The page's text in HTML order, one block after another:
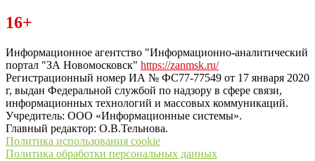
Читайте последние новости дня в Тульской области на сайте
“ЗаНовомосковск”
16+
Информационное агентство "Информационно-аналитический
портал "ЗА Новомосковск" https://zanmsk.ru/
Регистрационный номер ИА № ФС77-77549 от 17 января 2020
г, выдан Федеральной службой по надзору в сфере связи,
информационных технологий и массовых коммуникаций.
Учредитель: ООО «Информационные системы».
Главный редактор: О.В.Тельнова.
Политика использования cookie
Политика обработки персональных данных